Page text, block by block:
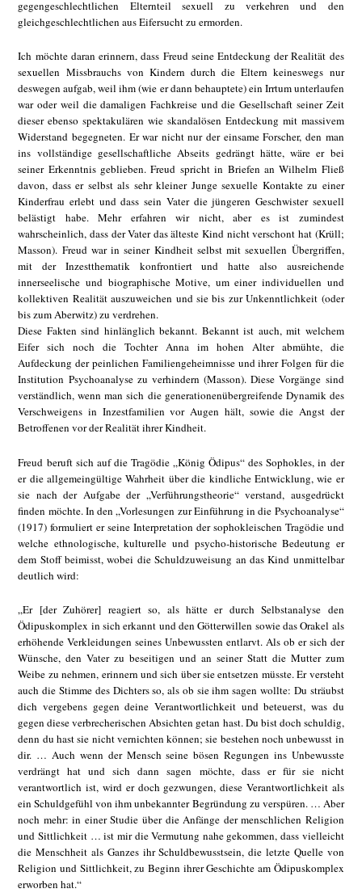
gegengeschlechtlichen Elternteil sexuell zu verkehren und den
gleichgeschlechtlichen aus Eifersucht zu ermorden.
Ich möchte daran erinnern, dass Freud seine Entdeckung der Realität des
sexuellen Missbrauchs von Kindern durch die Eltern keineswegs nur
deswegen aufgab, weil ihm (wie er dann behauptete) ein Irrtum unterlaufen
war oder weil die damaligen Fachkreise und die Gesellschaft seiner Zeit
dieser ebenso spektakulären wie skandalösen Entdeckung mit massivem
Widerstand begegneten. Er war nicht nur der einsame Forscher, den man
ins vollständige gesellschaftliche Abseits gedrängt hätte, wäre er bei
seiner Erkenntnis geblieben. Freud spricht in Briefen an Wilhelm Fließ
davon, dass er selbst als sehr kleiner Junge sexuelle Kontakte zu einer
Kinderfrau erlebt und dass sein Vater die jüngeren Geschwister sexuell
belästigt habe. Mehr erfahren wir nicht, aber es ist zumindest
wahrscheinlich, dass der Vater das älteste Kind nicht verschont hat (Krüll;
Masson). Freud war in seiner Kindheit selbst mit sexuellen Übergriffen,
mit der Inzestthematik konfrontiert und hatte also ausreichende
innerseelische und biographische Motive, um einer individuellen und
kollektiven Realität auszuweichen und sie bis zur Unkenntlichkeit (oder
bis zum Aberwitz) zu verdrehen.
Diese Fakten sind hinlänglich bekannt. Bekannt ist auch, mit welchem
Eifer sich noch die Tochter Anna im hohen Alter abmühte, die
Aufdeckung der peinlichen Familiengeheimnisse und ihrer Folgen für die
Institution Psychoanalyse zu verhindern (Masson). Diese Vorgänge sind
verständlich, wenn man sich die generationenübergreifende Dynamik des
Verschweigens in Inzestfamilien vor Augen hält, sowie die Angst der
Betroffenen vor der Realität ihrer Kindheit.
Freud beruft sich auf die Tragödie „König Ödipus“ des Sophokles, in der
er die allgemeingültige Wahrheit über die kindliche Entwicklung, wie er
sie nach der Aufgabe der „Verführungstheorie“ verstand, ausgedrückt
finden möchte. In den „Vorlesungen zur Einführung in die Psychoanalyse“
(1917) formuliert er seine Interpretation der sophokleischen Tragödie und
welche ethnologische, kulturelle und psycho-historische Bedeutung er
dem Stoff beimisst, wobei die Schuldzuweisung an das Kind unmittelbar
deutlich wird:
„Er [der Zuhörer] reagiert so, als hätte er durch Selbstanalyse den
Ödipuskomplex in sich erkannt und den Götterwillen sowie das Orakel als
erhöhende Verkleidungen seines Unbewussten entlarvt. Als ob er sich der
Wünsche, den Vater zu beseitigen und an seiner Statt die Mutter zum
Weibe zu nehmen, erinnern und sich über sie entsetzen müsste. Er versteht
auch die Stimme des Dichters so, als ob sie ihm sagen wollte: Du sträubst
dich vergebens gegen deine Verantwortlichkeit und beteuerst, was du
gegen diese verbrecherischen Absichten getan hast. Du bist doch schuldig,
denn du hast sie nicht vernichten können; sie bestehen noch unbewusst in
dir. … Auch wenn der Mensch seine bösen Regungen ins Unbewusste
verdrängt hat und sich dann sagen möchte, dass er für sie nicht
verantwortlich ist, wird er doch gezwungen, diese Verantwortlichkeit als
ein Schuldgefühl von ihm unbekannter Begründung zu verspüren. … Aber
noch mehr: in einer Studie über die Anfänge der menschlichen Religion
und Sittlichkeit … ist mir die Vermutung nahe gekommen, dass vielleicht
die Menschheit als Ganzes ihr Schuldbewusstsein, die letzte Quelle von
Religion und Sittlichkeit, zu Beginn ihrer Geschichte am Ödipuskomplex
erworben hat.“